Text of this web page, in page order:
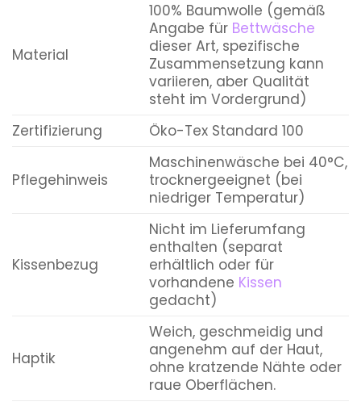
Material
100% Baumwolle (gemäß
Angabe für Bettwäsche
dieser Art, spezifische
Zusammensetzung kann
variieren, aber Qualität
steht im Vordergrund)
Zertifizierung
Öko-Tex Standard 100
Pflegehinweis
Maschinenwäsche bei 40°C,
trocknergeeignet (bei
niedriger Temperatur)
Kissenbezug
Nicht im Lieferumfang
enthalten (separat
erhältlich oder für
vorhandene Kissen
gedacht)
Haptik
Weich, geschmeidig und
angenehm auf der Haut,
ohne kratzende Nähte oder
raue Oberflächen.